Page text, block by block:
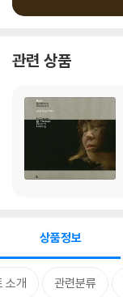
관련 상품
상품정보
소개 관련분류